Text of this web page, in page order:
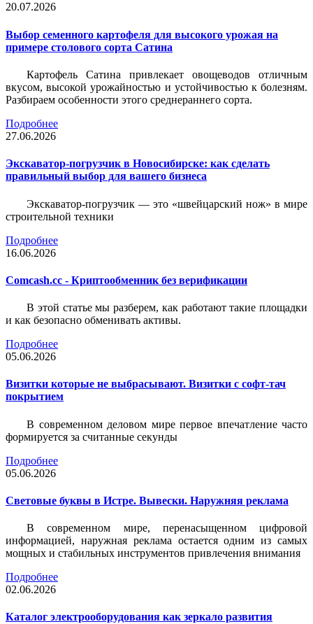
20.07.2026
Выбор семенного картофеля для высокого урожая на
примере столового сорта Сатина
Картофель Сатина привлекает овощеводов отличным
вкусом, высокой урожайностью и устойчивостью к болезням.
Разбираем особенности этого среднераннего сорта.
Подробнее
27.06.2026
Экскаватор-погрузчик в Новосибирске: как сделать
правильный выбор для вашего бизнеса
Экскаватор-погрузчик — это «швейцарский нож» в мире
строительной техники
Подробнее
16.06.2026
Comcash.cc - Криптообменник без верификации
В этой статье мы разберем, как работают такие площадки
и как безопасно обменивать активы.
Подробнее
05.06.2026
Визитки которые не выбрасывают. Визитки с софт-тач
покрытием
В современном деловом мире первое впечатление часто
формируется за считанные секунды
Подробнее
05.06.2026
Световые буквы в Истре. Вывески. Наружняя реклама
В современном мире, перенасыщенном цифровой
информацией, наружная реклама остается одним из самых
мощных и стабильных инструментов привлечения внимания
Подробнее
02.06.2026
Каталог электрооборудования как зеркало развития